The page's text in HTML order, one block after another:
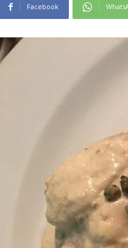
Facebook